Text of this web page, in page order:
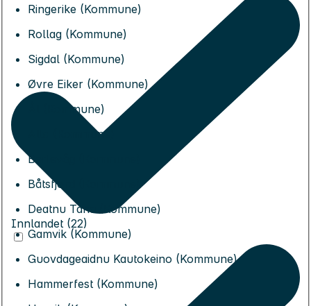
Ringerike (Kommune)
Rollag (Kommune)
Sigdal (Kommune)
Øvre Eiker (Kommune)
Ål (Kommune)
Alta (Kommune)
Berlevåg (Kommune)
Båtsfjord (Kommune)
Deatnu Tana (Kommune)
Gamvik (Kommune)
Guovdageaidnu Kautokeino (Kommune)
Hammerfest (Kommune)
Innlandet (22)